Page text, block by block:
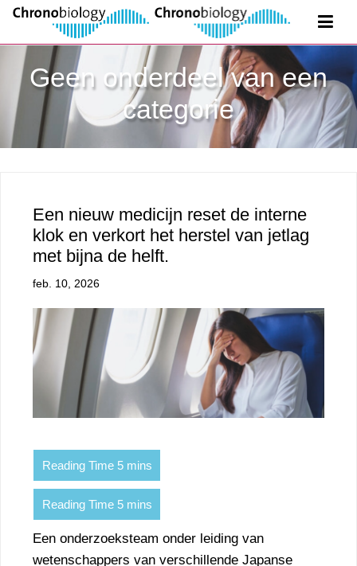
Geen onderdeel van een
categorie
Een nieuw medicijn reset de interne
klok en verkort het herstel van jetlag
met bijna de helft.
feb. 10, 2026
Een onderzoeksteam onder leiding van
wetenschappers van verschillende Japanse